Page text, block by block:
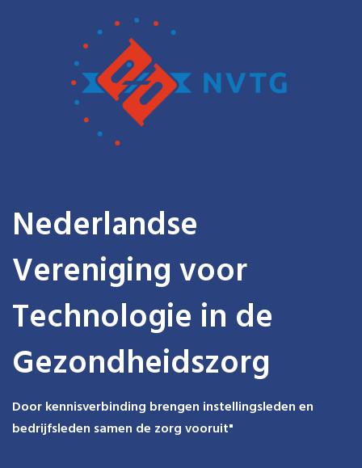
Nederlandse
Vereniging voor
Technologie in de
Gezondheidszorg
Door kennisverbinding brengen instellingsleden en
bedrijfsleden samen de zorg vooruit"